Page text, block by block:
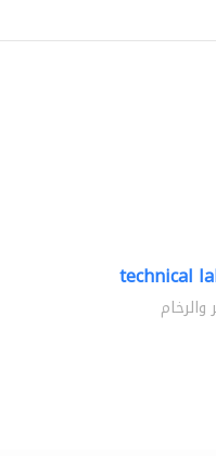
technical
والرخام